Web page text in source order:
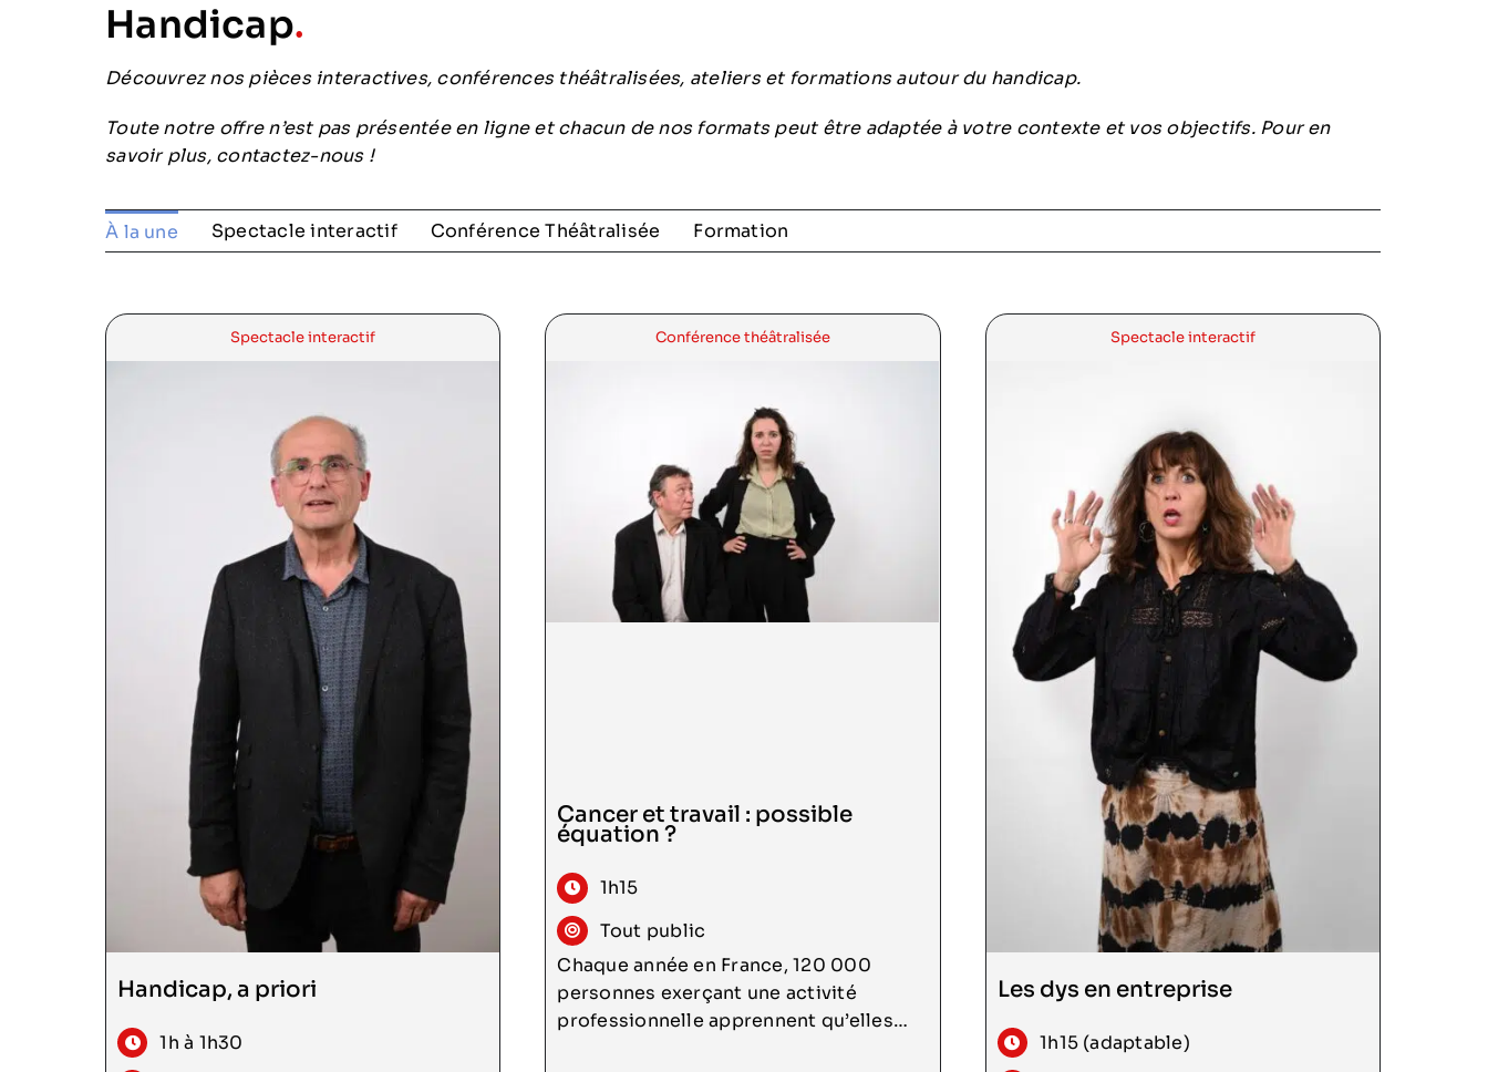
Handicap.
Découvrez nos pièces interactives, conférences théâtralisées, ateliers et formations autour du handicap.
Toute notre offre n’est pas présentée en ligne et chacun de nos formats peut être adaptée à votre contexte et vos objectifs. Pour en
savoir plus, contactez-nous !
À la une Spectacle interactif Conférence Théâtralisée Formation
Spectacle interactif
Handicap, a priori
1h à 1h30
Voir la bande annonce
Consulter
Conférence théâtralisée
Cancer et travail : possible
équation ?
1h15
Tout public
Chaque année en France, 120 000
personnes exerçant une activité
professionnelle apprennent qu’elles
Spectacle interactif
Les dys en entreprise
1h15 (adaptable)
Voir la bande annonce
Consulter